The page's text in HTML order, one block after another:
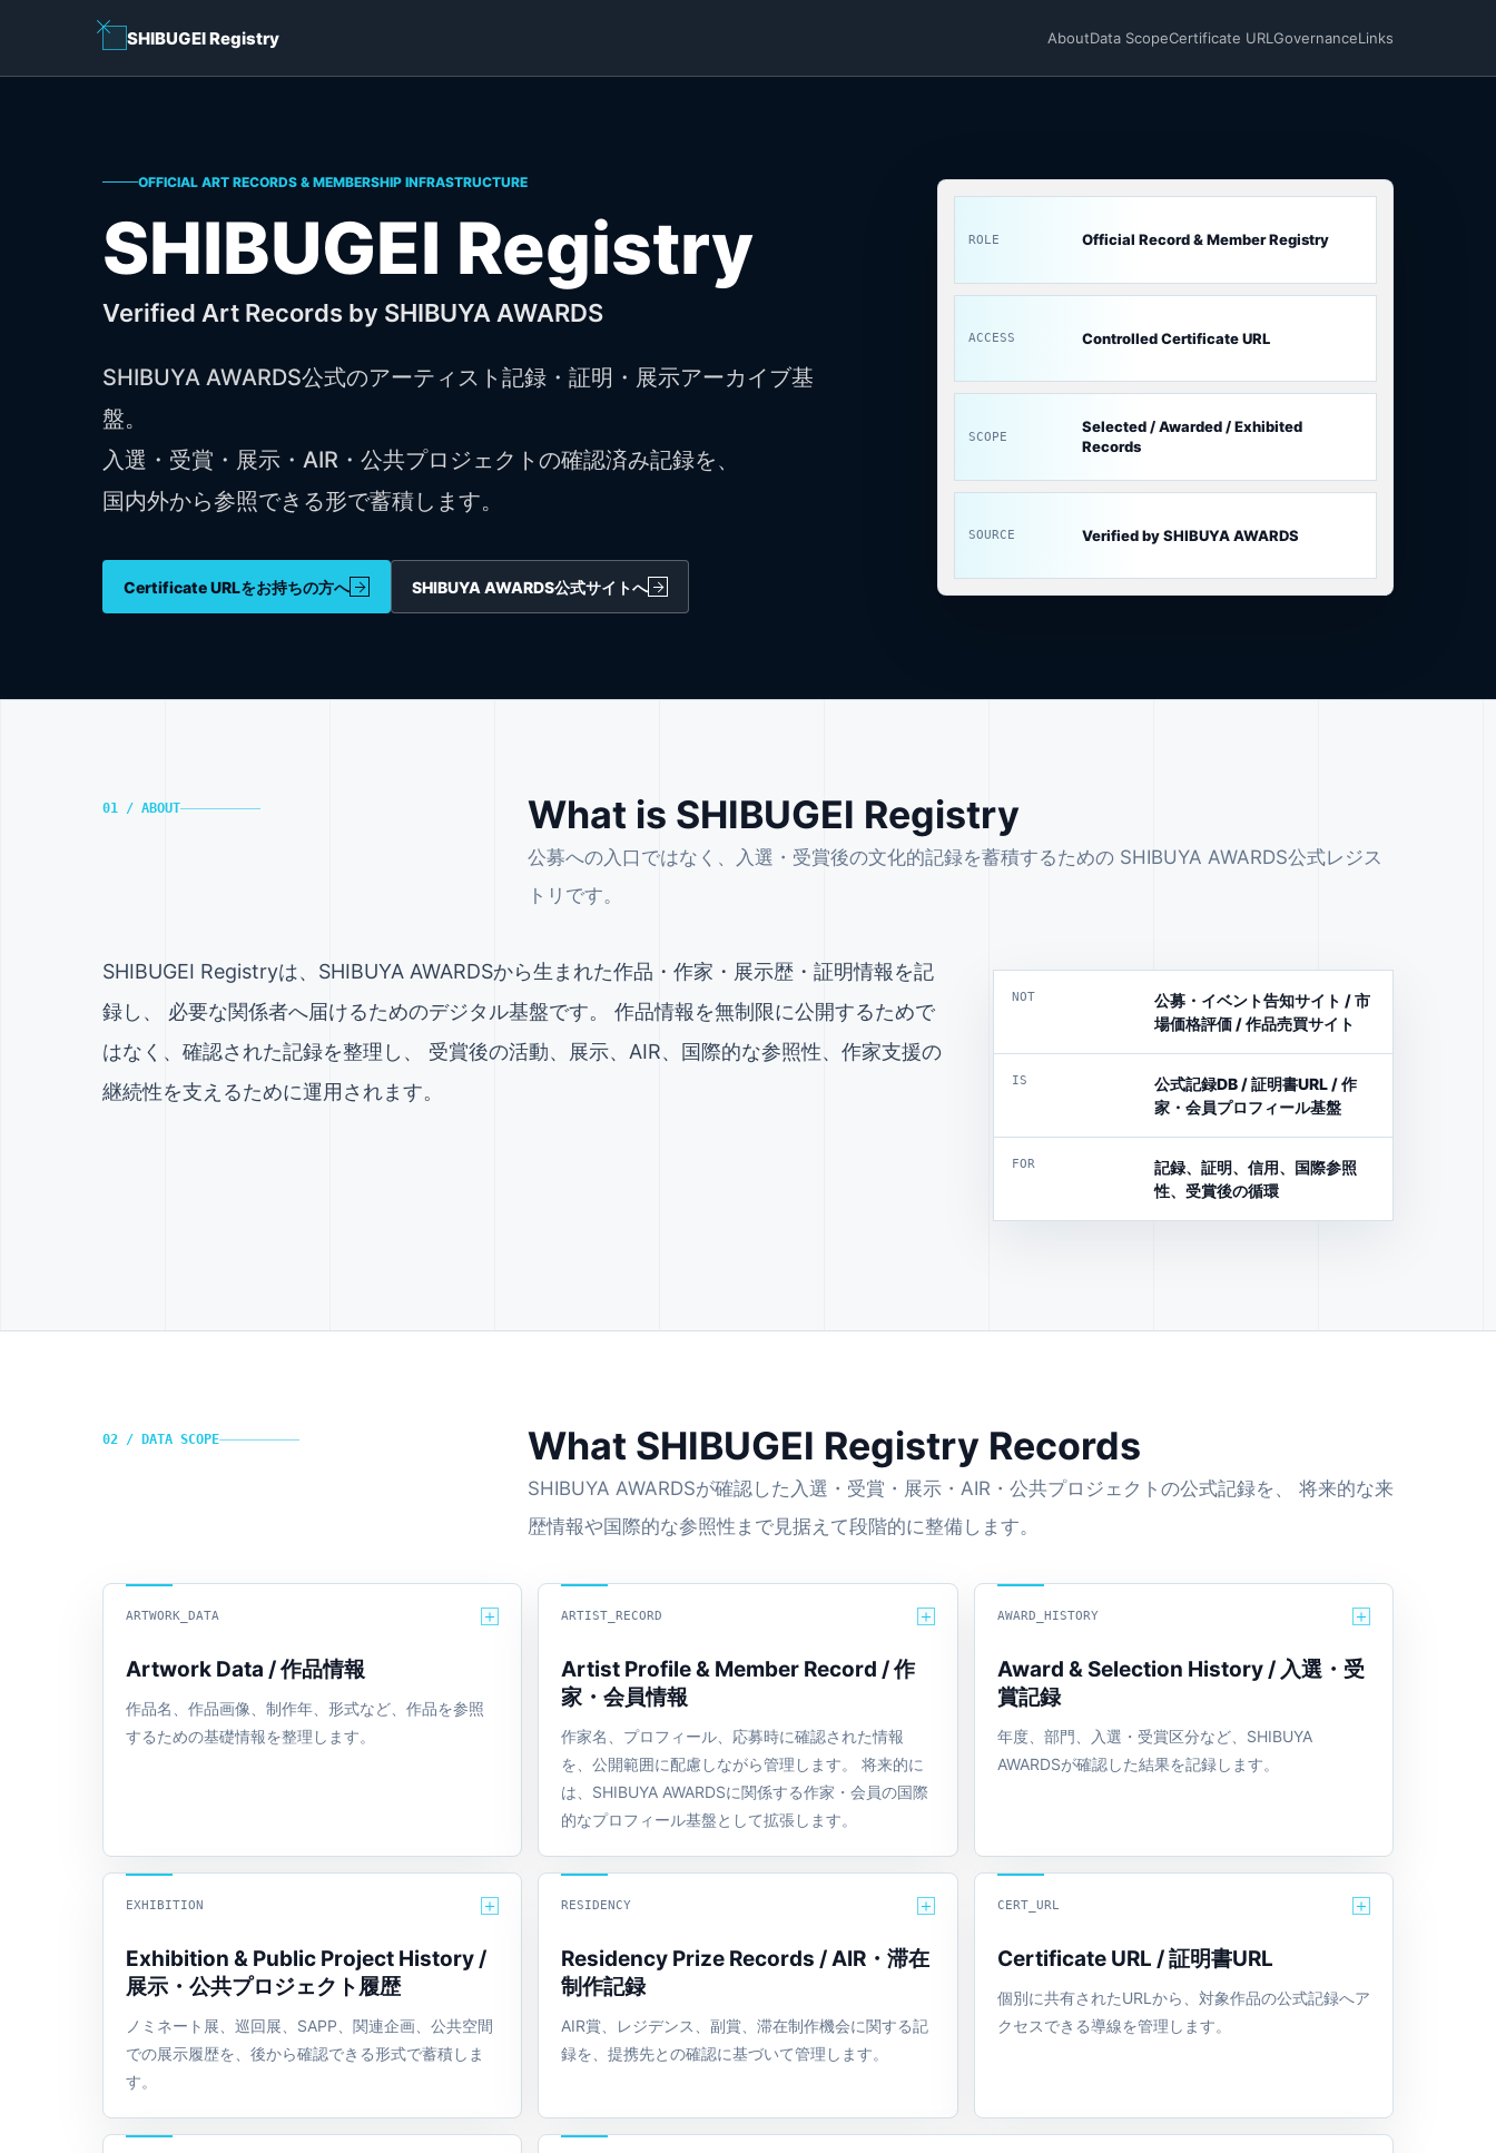
SHIBUGEI Registry AboutData ScopeCertificate URL GovernanceLinks
OFFICIAL ART RECORDS & MEMBERSHIP INFRASTRUCTURE
SHIBUGEI Registry
Verified Art Records by SHIBUYA AWARDS
SHIBUYA AWARDS公式のアーティスト記録・証明・展示アーカイブ基
盤。
入選・受賞・展示・AIR・公共プロジェクトの確認済み記録を、
国内外から参照できる形で蓄積します。
Certificate URLをお持ちの方へ SHIBUYA AWARDS公式サイトへ
ROLE Official Record & Member Registry
ACCESS Controlled Certificate URL
SCOPE
Selected / Awarded / Exhibited
Records
SOURCE Verified by SHIBUYA AWARDS
01 / ABOUT What is SHIBUGEI Registry
公募への入口ではなく、入選・受賞後の文化的記録を蓄積するための SHIBUYA AWARDS公式レジス
トリです。
SHIBUGEI Registryは、SHIBUYA AWARDSから生まれた作品・作家・展示歴・証明情報を記
録し、 必要な関係者へ届けるためのデジタル基盤です。 作品情報を無制限に公開するためで
はなく、確認された記録を整理し、 受賞後の活動、展示、AIR、国際的な参照性、作家支援の
継続性を支えるために運用されます。
NOT
公募・イベント告知サイト / 市
場価格評価 / 作品売買サイト
IS
公式記録DB / 証明書URL / 作
家・会員プロフィール基盤
FOR
記録、証明、信用、国際参照
性、受賞後の循環
02 / DATA SCOPE What SHIBUGEI Registry Records
SHIBUYA AWARDSが確認した入選・受賞・展示・AIR・公共プロジェクトの公式記録を、 将来的な来
歴情報や国際的な参照性まで見据えて段階的に整備します。
ARTWORK_DATA
Artwork Data / 作品情報
作品名、作品画像、制作年、形式など、作品を参照
するための基礎情報を整理します。
ARTIST_RECORD
Artist Profile & Member Record / 作
家・会員情報
作家名、プロフィール、応募時に確認された情報
を、公開範囲に配慮しながら管理します。 将来的に
は、SHIBUYA AWARDSに関係する作家・会員の国際
的なプロフィール基盤として拡張します。
AWARD_HISTORY
Award & Selection History / 入選・受
賞記録
年度、部門、入選・受賞区分など、SHIBUYA
AWARDSが確認した結果を記録します。
EXHIBITION
Exhibition & Public Project History /
展示・公共プロジェクト履歴
ノミネート展、巡回展、SAPP、関連企画、公共空間
での展示履歴を、後から確認できる形式で蓄積しま
す。
RESIDENCY
Residency Prize Records / AIR・滞在
制作記録
AIR賞、レジデンス、副賞、滞在制作機会に関する記
録を、提携先との確認に基づいて管理します。
CERT_URL
Certificate URL / 証明書URL
個別に共有されたURLから、対象作品の公式記録へア
クセスできる導線を管理します。